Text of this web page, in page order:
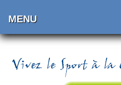
MENU